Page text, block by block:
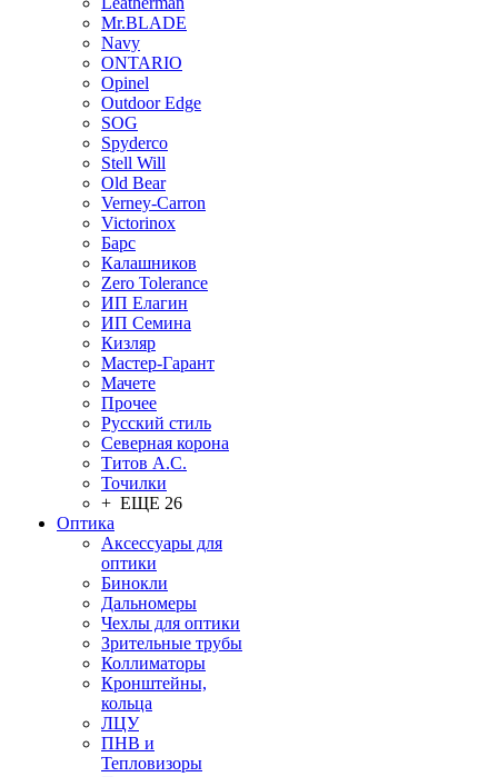
Mr.BLADE
Navy
ONTARIO
Opinel
Outdoor Edge
SOG
Spyderco
Stell Will
Old Bear
Verney-Carron
Victorinox
Барс
Калашников
Zero Tolerance
ИП Елагин
ИП Семина
Кизляр
Мастер-Гарант
Мачете
Прочее
Русский стиль
Северная корона
Титов А.С.
Точилки
+ ЕЩЕ 26
Оптика
Аксессуары для
оптики
Бинокли
Дальномеры
Чехлы для оптики
Зрительные трубы
Коллиматоры
Кронштейны,
кольца
ЛЦУ
ПНВ и
Тепловизоры